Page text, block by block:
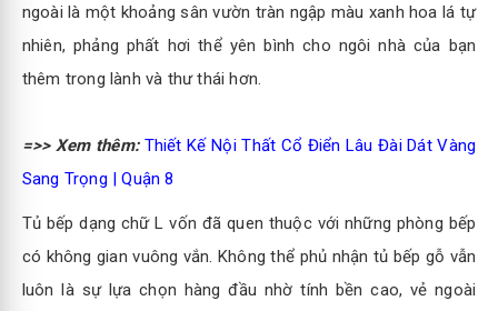
ngoài là một khoảng sân vườn tràn ngập màu xanh hoa lá tự
nhiên, phảng phất hơi thể yên bình cho ngôi nhà của bạn
thêm trong lành và thư thái hơn.
=>> Xem thêm: Thiết Kế Nội Thất Cổ Điển Lâu Đài Dát Vàng
Sang Trọng | Quận 8
Tủ bếp dạng chữ L vốn đã quen thuộc với những phòng bếp
có không gian vuông vắn. Không thể phủ nhận tủ bếp gỗ vẫn
luôn là sự lựa chọn hàng đầu nhờ tính bền cao, vẻ ngoài